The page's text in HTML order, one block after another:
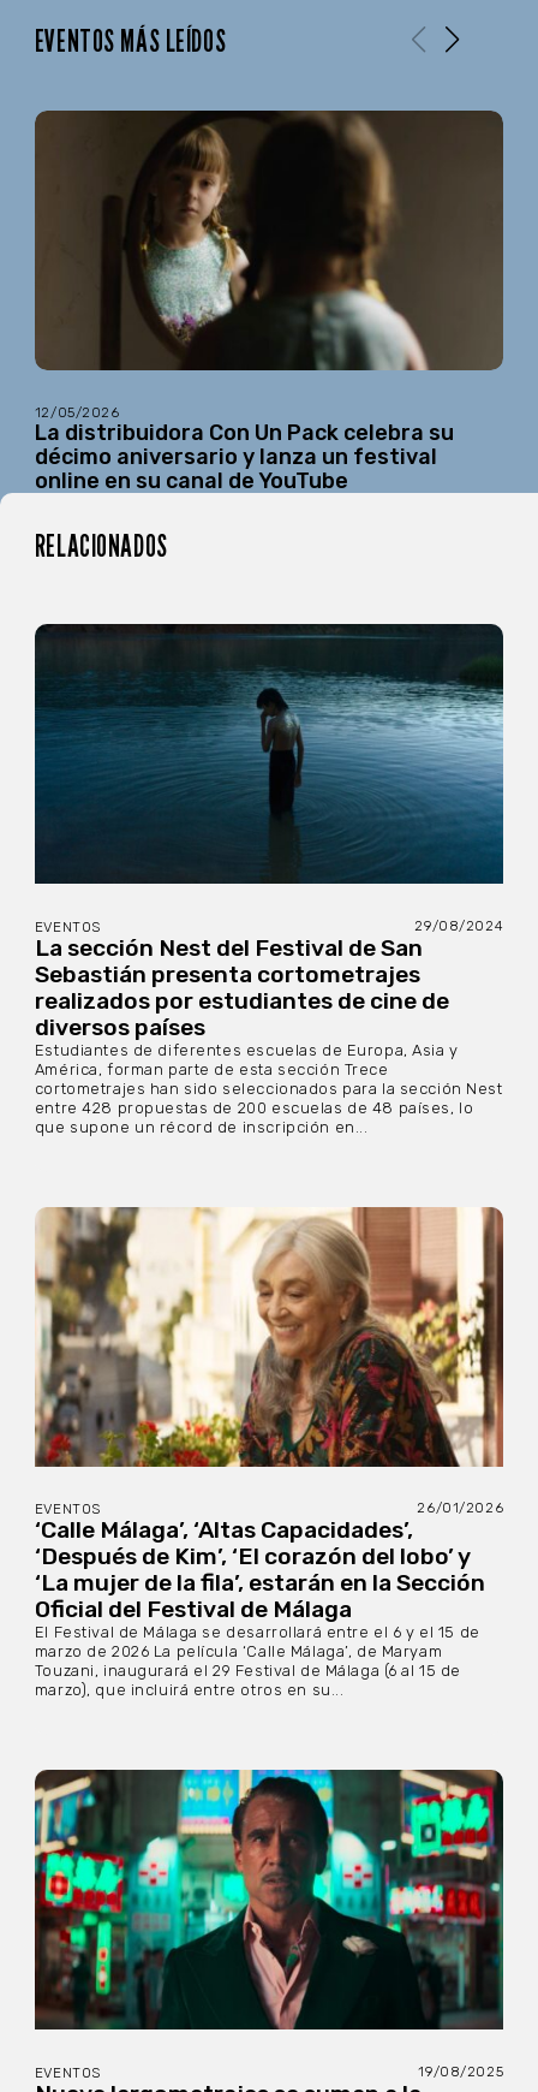
EVENTOS MÁS LEÍDOS
12/05/2026
La distribuidora Con Un Pack celebra su
décimo aniversario y lanza un festival
online en su canal de YouTube
RELACIONADOS
EVENTOS 29/08/2024
La sección Nest del Festival de San
Sebastián presenta cortometrajes
realizados por estudiantes de cine de
diversos países
Estudiantes de diferentes escuelas de Europa, Asia y
América, forman parte de esta sección Trece
cortometrajes han sido seleccionados para la sección Nest
entre 428 propuestas de 200 escuelas de 48 países, lo
que supone un récord de inscripción en...
EVENTOS 26/01/2026
‘Calle Málaga’, ‘Altas Capacidades’,
‘Después de Kim’, ‘El corazón del lobo’ y
‘La mujer de la fila’, estarán en la Sección
Oficial del Festival de Málaga
El Festival de Málaga se desarrollará entre el 6 y el 15 de
marzo de 2026 La película ‘Calle Málaga’, de Maryam
Touzani, inaugurará el 29 Festival de Málaga (6 al 15 de
marzo), que incluirá entre otros en su...
EVENTOS 19/08/2025